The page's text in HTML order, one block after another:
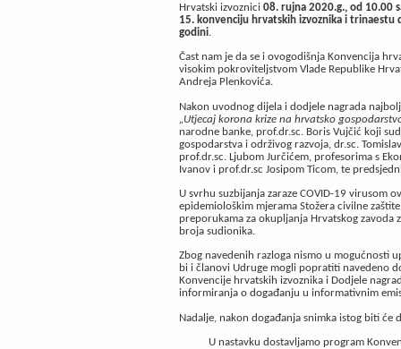
Hrvatski izvoznici 08. rujna 2020.g., od 10.00
15. konvenciju hrvatskih izvoznika i trinaestu
godini.
Čast nam je da se i ovogodišnja Konvencija
visokim pokroviteljstvom Vlade Republike
Andreja Plenkovića.
Nakon uvodnog dijela i dodjele nagrada
„Utjecaj korona krize na hrvatsko
narodne banke, prof.dr.sc. Boris Vujčić koji
gospodarstva i održivog razvoja, dr.sc.
prof.dr.sc. Ljubom Jurčićem, profesorima s
Ivanov i prof.dr.sc Josipom Ticom, te
U svrhu suzbijanja zaraze COVID-19 virusom
epidemiološkim mjerama Stožera civilne
preporukama za okupljanja Hrvatskog zavoda
broja sudionika.
Zbog navedenih razloga nismo u mogućnosti
bi i članovi Udruge mogli popratiti navedeno
Konvencije hrvatskih izvoznika i Dodjele
informiranja o događanju u informativnim
Nadalje, nakon događanja snimka istog biti će
U nastavku dostavljamo program